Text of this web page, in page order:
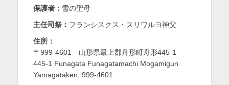
保護者： 雪の聖母
主任司祭： フランシスクス・スリワルヨ神父
住所：
〒999-4601 山形県最上郡舟形町舟形445-1
445-1 Funagata Funagatamachi Mogamigun
Yamagataken, 999-4601